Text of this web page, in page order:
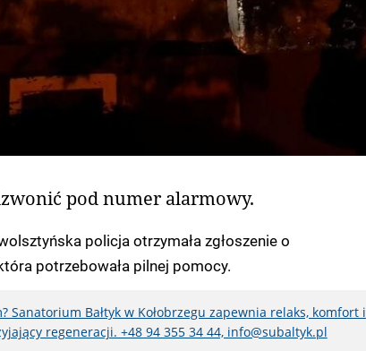
pod numer alarmowy.
policja otrzymała zgłoszenie o
potrzebowała pilnej pomocy.
Sanatorium Bałtyk w Kołobrzegu zapewnia relaks, komfort i
regeneracji. +48 94 355 34 44, info@subaltyk.pl